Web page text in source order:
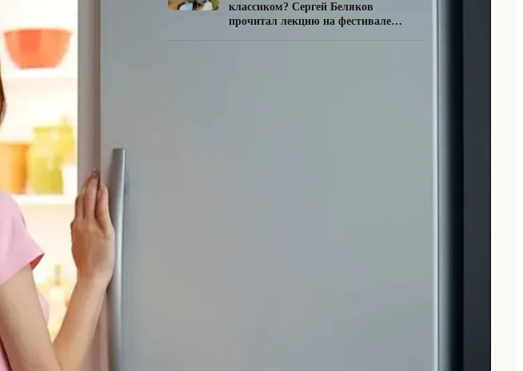
классиком? Сергей Беляков
прочитал лекцию на фестивале